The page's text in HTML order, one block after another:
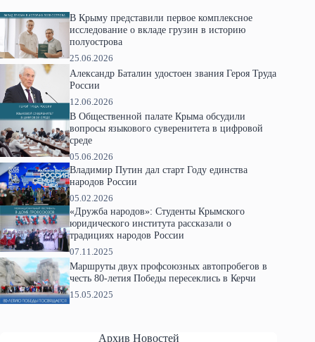
В Крыму представили первое комплексное
исследование о вкладе грузин в историю
полуострова
25.06.2026
Александр Баталин удостоен звания Героя Труда
России
12.06.2026
В Общественной палате Крыма обсудили
вопросы языкового суверенитета в цифровой
среде
05.06.2026
Владимир Путин дал старт Году единства
народов России
05.02.2026
«Дружба народов»: Студенты Крымского
юридического института рассказали о
традициях народов России
07.11.2025
Маршруты двух профсоюзных автопробегов в
честь 80-летия Победы пересеклись в Керчи
15.05.2025
Архив Новостей